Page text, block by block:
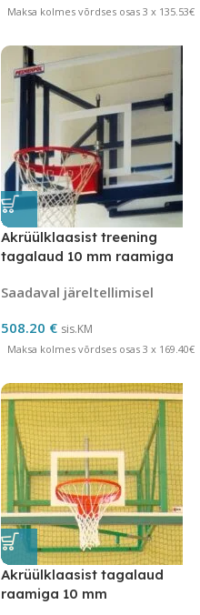
Maksa kolmes võrdses osas 3 x 135.53€
Akrüülklaasist treening
tagalaud 10 mm raamiga
Saadaval järeltellimisel
508.20 € sis.KM
Maksa kolmes võrdses osas 3 x 169.40€
Akrüülklaasist tagalaud
raamiga 10 mm